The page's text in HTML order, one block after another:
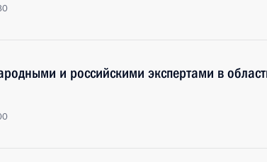
и российскими экспертами в